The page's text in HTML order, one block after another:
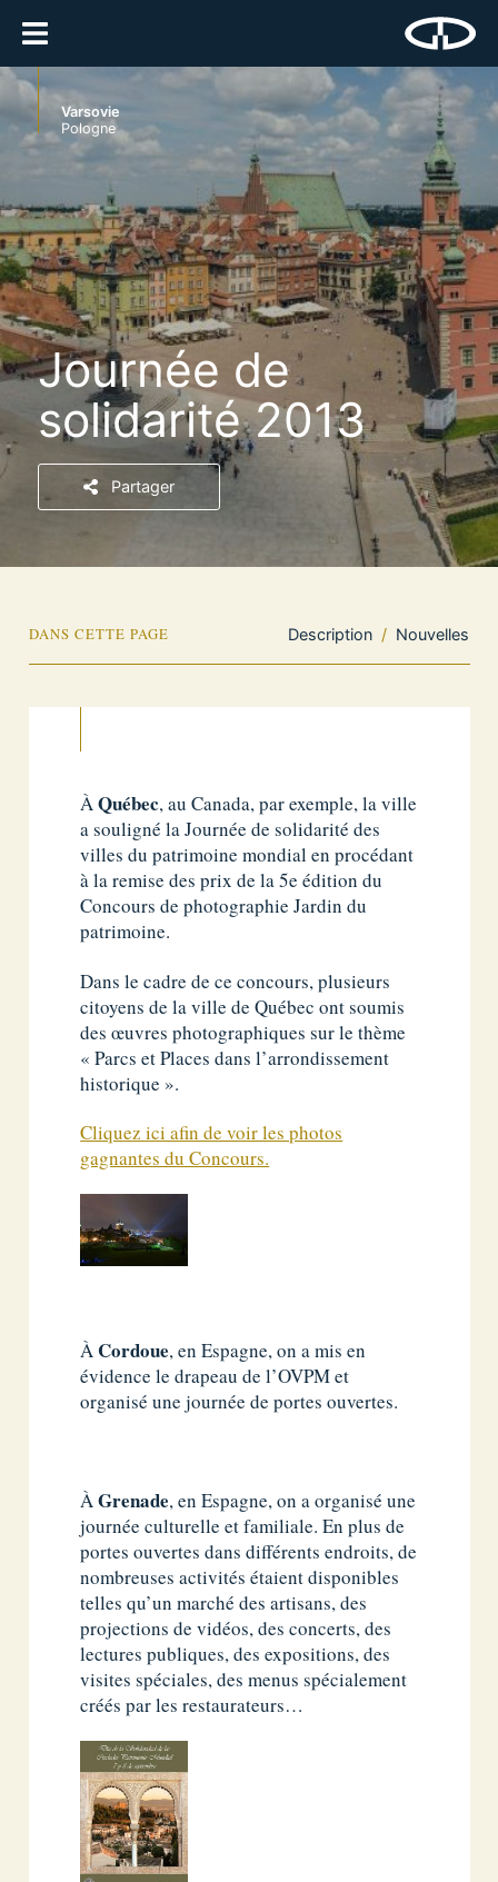
Varsovie
Pologne
Journée de
solidarité 2013
Partager
DANS CETTE PAGE Description / Nouvelles
ÀQuébec, au Canada, par exemple, la ville
a souligné la Journée de solidarité des
villes du patrimoine mondial en procédant
à la remise des prix de la 5e édition du
Concours de photographie Jardin du
patrimoine.
Dans le cadre de ce concours, plusieurs
citoyens de la ville de Québec ont soumis
des œuvres photographiques sur le thème
« Parcs et Places dans l’arrondissement
historique ».
Cliquez ici afin de voir les photos
gagnantes du Concours.
À Cordoue, en Espagne, on a mis en
évidence le drapeau de l’OVPM et
organisé une journée de portes ouvertes.
ÀGrenade, en Espagne, on a organisé une
journée culturelle et familiale. En plus de
portes ouvertes dans différents endroits, de
nombreuses activités étaient disponibles
telles qu’un marché des artisans, des
projections de vidéos, des concerts, des
lectures publiques, des expositions, des
visites spéciales, des menus spécialement
créés par les restaurateurs…